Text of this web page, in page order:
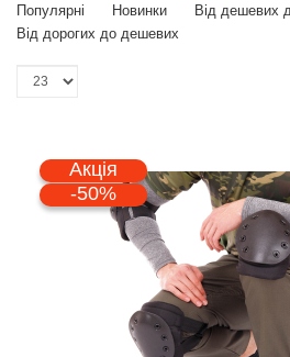
Популярні
Новинки
Від дешевих
Від дорогих до дешевих
Акція
-50%